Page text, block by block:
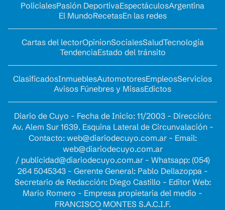
PolicialesPasión DeportivaEspectáculosArgentina
El MundoRecetasEn las redes
Cartas del lectorOpinionSocialesSaludTecnología
TendenciaEstado del tránsito
ClasificadosInmueblesAutomotoresEmpleosServicios
Avisos Fúnebres y MisasEdictos
Diario de Cuyo - Fecha de Inicio: 11/2003 - Dirección:
Av. Alem Sur 1639. Esquina Lateral de Circunvalación -
Contacto: web@diariodecuyo.com.ar- Email:
web@diariodecuyo.com.ar
/ publicidad@diariodecuyo.com.ar- Whatsapp: (054)
264 5045343 - Gerente General: Pablo Dellazoppa -
Secretario de Redacción: Diego Castillo - Editor Web:
Mario Romero - Empresa propietaria del medio -
FRANCISCO MONTES S.A.C.I.F.